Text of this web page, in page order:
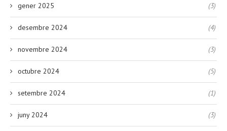
gener 2025 (3)
desembre 2024 (4)
novembre 2024 (3)
octubre 2024 (5)
setembre 2024 (1)
juny 2024 (3)